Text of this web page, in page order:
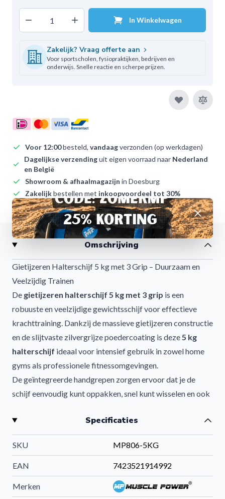
Decrease quantityIncrease quantityIn Winkelwagen
Zakelijk? Vraag offerte aan
Voor sportscholen, fysiopraktijken, bedrijven en
onderwijs. Snelle reactie en scherpe prijzen.
Voor 12:00besteld, vandaagverzonden (op werkdagen)
Dagelijkse verzendinguit eigen voorraad naar Nederland
en België
Showroom & afhaalmagazijn in Doesburg
Zakelijkbestellen met inkoopvoordeel tot 30%
Ruim 9+ op Kiyoh– onze klanten waarderen ons
Omschrijving
Gietijzeren Halterschijf 5 kg met 3 Grip – Duurzaam en
Veelzijdig Trainen
De gietijzeren halterschijf 5 kg met 3 grip is een
robuuste en veelzijdige gewichtsschijf voor effectieve
krachttraining. Dankzij de massieve gietijzeren constructie
en de slijtvaste zilvergrijze poedercoating is deze5 kg
halterschijf ideaal voor intensief gebruik in zowel home
gyms als professionele fitnessomgevingen.
De geïntegreerde handgrepen zorgen ervoor dat je de
schijf eenvoudig kunt oppakken, snel kunt wisselen en ook
Voordelen van de Gietijzeren Halterschijf 5 kg
De5kg gietijzeren halterschijf met handgrepenis
perfect voor sporters die hun kracht geleidelijk willen
opbouwen en hun training willen variëren.
Belangrijkste voordelen:
Massief gietijzer voor langdurige duurzaamheid
Specificaties
SKU MP806-5KG
EAN 7423521914992
Merken
Afwijzen